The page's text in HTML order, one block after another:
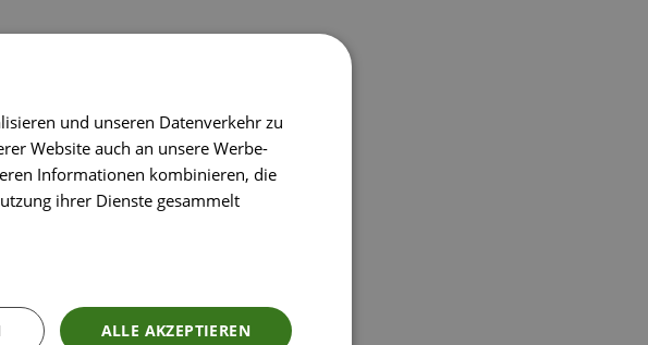
und unseren Datenverkehr zu
Website auch an unsere Werbe-
Informationen kombinieren, die
ihrer Dienste gesammelt
ALLE AKZEPTIEREN